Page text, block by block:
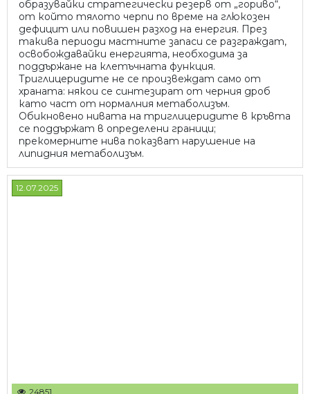
образувайки стратегически резерв от „гориво“,
от който тялото черпи по време на глюкозен
дефицит или повишен разход на енергия. През
такива периоди мастните запаси се разграждат,
освобождавайки енергията, необходима за
поддържане на клетъчната функция.
Триглицеридите не се произвеждат само от
храната: някои се синтезират от черния дроб
като част от нормалния метаболизъм.
Обикновено нивата на триглицеридите в кръвта
се поддържат в определени граници;
прекомерните нива показват нарушение на
липидния метаболизъм.
12.07.2025
24851